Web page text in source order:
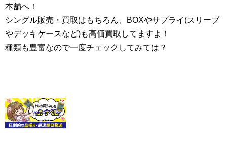
本舗へ！
シングル販売・買取はもちろん、BOXやサプライ(スリーブ
やデッキケースなど)も高価買取してますよ！
種類も豊富なので一度チェックしてみては？